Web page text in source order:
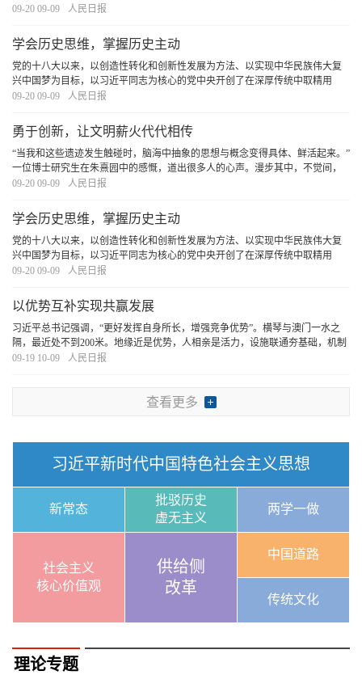
前行的脚步更加有力了。面向未来，坚定文化自信、担当使命、奋发有为，就
09-20 09-09 人民日报
学会历史思维，掌握历史主动
党的十八大以来，以创造性转化和创新性发展为方法、以实现中华民族伟大复
兴中国梦为目标，以习近平同志为核心的党中央开创了在深厚传统中取精用
宏、固本开新的大格局大气象。历史照亮未来，奋斗成就伟业。在对历史的深
09-20 09-09 人民日报
勇于创新，让文明薪火代代相传
“当我和这些遗迹发生触碰时，脑海中抽象的思想与概念变得具体、鲜活起来。”
一位博士研究生在朱熹园中的感慨，道出很多人的心声。漫步其中，不觉间，
前行的脚步更加有力了。面向未来，坚定文化自信、担当使命、奋发有为，就
09-20 09-09 人民日报
学会历史思维，掌握历史主动
党的十八大以来，以创造性转化和创新性发展为方法、以实现中华民族伟大复
兴中国梦为目标，以习近平同志为核心的党中央开创了在深厚传统中取精用
宏、固本开新的大格局大气象。历史照亮未来，奋斗成就伟业。在对历史的深
09-20 09-09 人民日报
以优势互补实现共赢发展
习近平总书记强调，“更好发挥自身所长，增强竞争优势”。横琴与澳门一水之
隔，最近处不到200米。地缘近是优势，人相亲是活力，设施联通夯基础，机制
相通强支撑，加快横琴粤澳深度合作区建设可谓天时地利人和。抢抓机遇，更
09-19 10-09 人民日报
查看更多
习近平新时代中国特色社会主义思想
新常态
批驳历史
虚无主义
两学一做
社会主义
核心价值观
供给侧
改革
中国道路
传统文化
理论专题